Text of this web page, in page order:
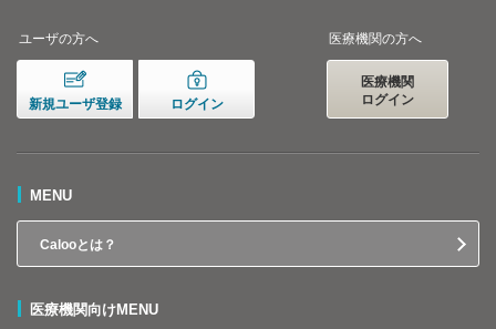
ユーザの方へ
新規ユーザ登録 ログイン
医療機関の方へ
医療機関
ログイン
MENU
Calooとは？
医療機関向けMENU